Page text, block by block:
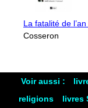
La fatalité de l’an
Cosseron
Voir aussi :
religions
livres